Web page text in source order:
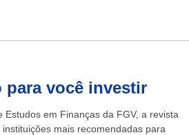
para você investir
Estudos em Finanças da FGV, a revista
mais recomendadas para